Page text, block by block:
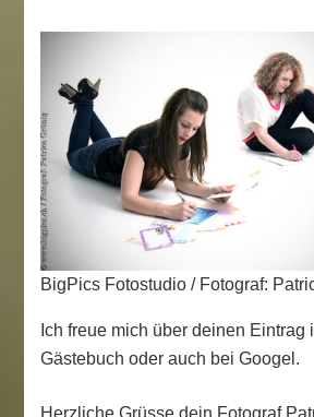
BigPics Fotostudio / Fotograf:
Ich freue mich über deinen Eintrag
Gästebuch oder auch bei Googel.
Herzliche Grüsse dein Fotograf